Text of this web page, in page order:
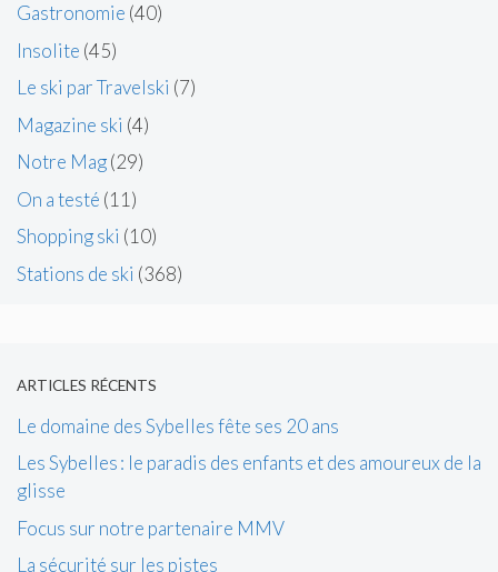
Gastronomie (40)
Insolite (45)
Le ski par Travelski (7)
Magazine ski (4)
Notre Mag(29)
On a testé (11)
Shopping ski (10)
Stations de ski (368)
ARTICLES RÉCENTS
Le domaine des Sybelles fête ses 20 ans
Les Sybelles : le paradis des enfants et des amoureux de la
glisse
Focus sur notre partenaire MMV
La sécurité sur les pistes